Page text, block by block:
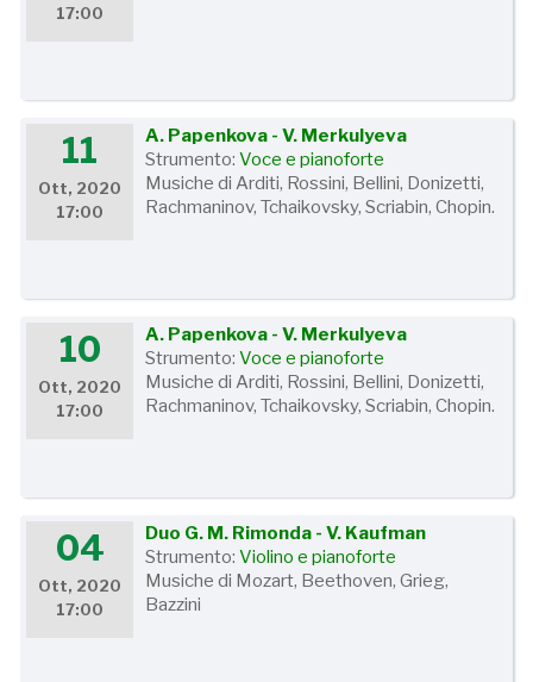
17:00
11
Ott, 2020
17:00
A. Papenkova - V. Merkulyeva
Strumento:Voce e pianoforte
Musiche di Arditi, Rossini, Bellini, Donizetti,
Rachmaninov, Tchaikovsky, Scriabin, Chopin.
10
Ott, 2020
17:00
A. Papenkova - V. Merkulyeva
Strumento:Voce e pianoforte
Musiche di Arditi, Rossini, Bellini, Donizetti,
Rachmaninov, Tchaikovsky, Scriabin, Chopin.
04
Ott, 2020
17:00
Duo G. M. Rimonda - V. Kaufman
Strumento:Violino e pianoforte
Musiche di Mozart, Beethoven, Grieg,
Bazzini